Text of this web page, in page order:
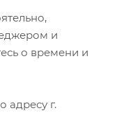
и
о времени и
адресу г.